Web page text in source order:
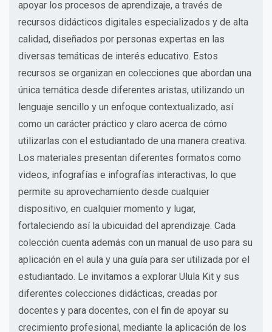
apoyar los procesos de aprendizaje, a través de
recursos didácticos digitales especializados y de alta
calidad, diseñados por personas expertas en las
diversas temáticas de interés educativo. Estos
recursos se organizan en colecciones que abordan una
única temática desde diferentes aristas, utilizando un
lenguaje sencillo y un enfoque contextualizado, así
como un carácter práctico y claro acerca de cómo
utilizarlas con el estudiantado de una manera creativa.
Los materiales presentan diferentes formatos como
videos, infografías e infografías interactivas, lo que
permite su aprovechamiento desde cualquier
dispositivo, en cualquier momento y lugar,
fortaleciendo así la ubicuidad del aprendizaje. Cada
colección cuenta además con un manual de uso para su
aplicación en el aula y una guía para ser utilizada por el
estudiantado. Le invitamos a explorar Ulula Kit y sus
diferentes colecciones didácticas, creadas por
docentes y para docentes, con el fin de apoyar su
crecimiento profesional, mediante la aplicación de los